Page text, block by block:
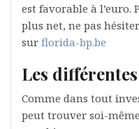
est favorable à
plus net, ne pas
sur florida-bp.be
Les
Comme dans tout
peut trouver soi-